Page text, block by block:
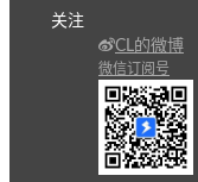
关注
CL的微博
微信订阅号